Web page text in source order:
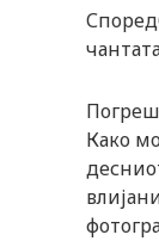
Како